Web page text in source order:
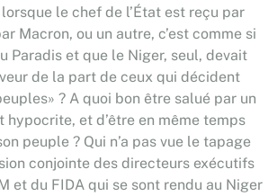
le chef de l’État est reçu par
Macron, ou un autre, c’est comme si
Paradis et que le Niger, seul, devait
de la part de ceux qui décident
? A quoi bon être salué par un
hypocrite, et d’être en même temps
peuple ? Qui n’a pas vue le tapage
conjointe des directeurs exécutifs
et du FIDA qui se sont rendu au Niger